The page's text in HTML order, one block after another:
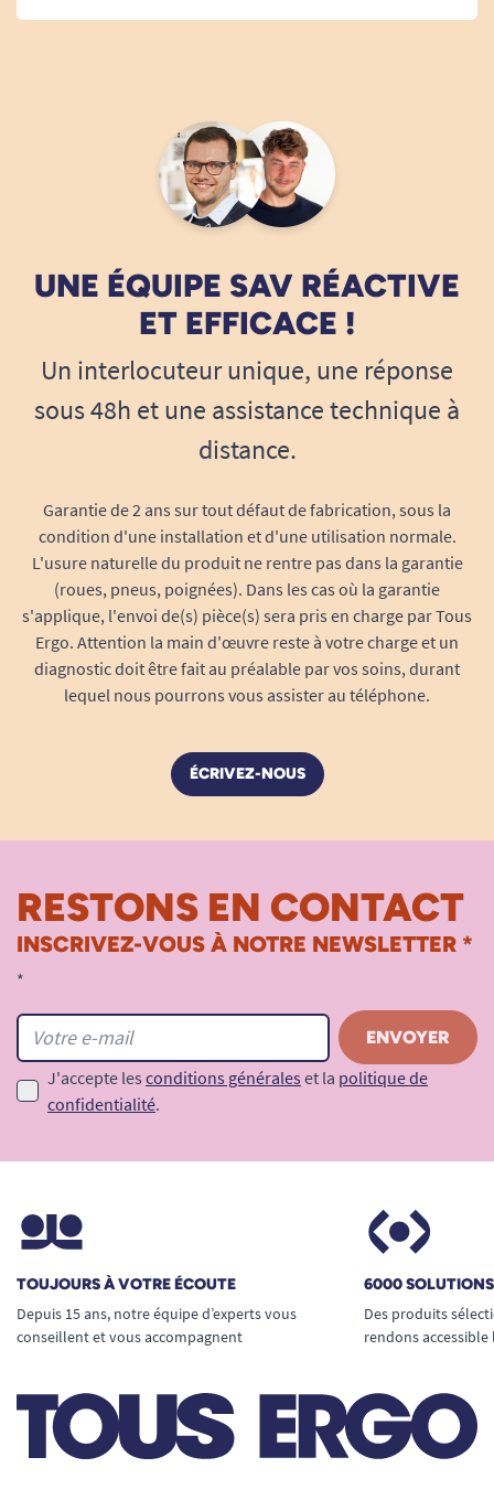
UNE ÉQUIPE SAV RÉACTIVE
ET EFFICACE !
Un interlocuteur unique, une réponse
sous 48h et une assistance technique à
distance.
Garantie de 2 ans sur tout défaut de fabrication, sous la
condition d'une installation et d'une utilisation normale.
L'usure naturelle du produit ne rentre pas dans la garantie
(roues, pneus, poignées). Dans les cas où la garantie
s'applique, l'envoi de(s) pièce(s) sera pris en charge par Tous
Ergo. Attention la main d'œuvre reste à votre charge et un
diagnostic doit être fait au préalable par vos soins, durant
lequel nous pourrons vous assister au téléphone.
ÉCRIVEZ-NOUS
RESTONS EN CONTACT
INSCRIVEZ-VOUS À NOTRE NEWSLETTER *
*
J'accepte les conditions générales et la politique de
confidentialité.
TOUJOURS À VOTRE ÉCOUTE
Depuis 15 ans, notre équipe d’experts vous
conseillent et vous accompagnent
6000
Des produits
rendons